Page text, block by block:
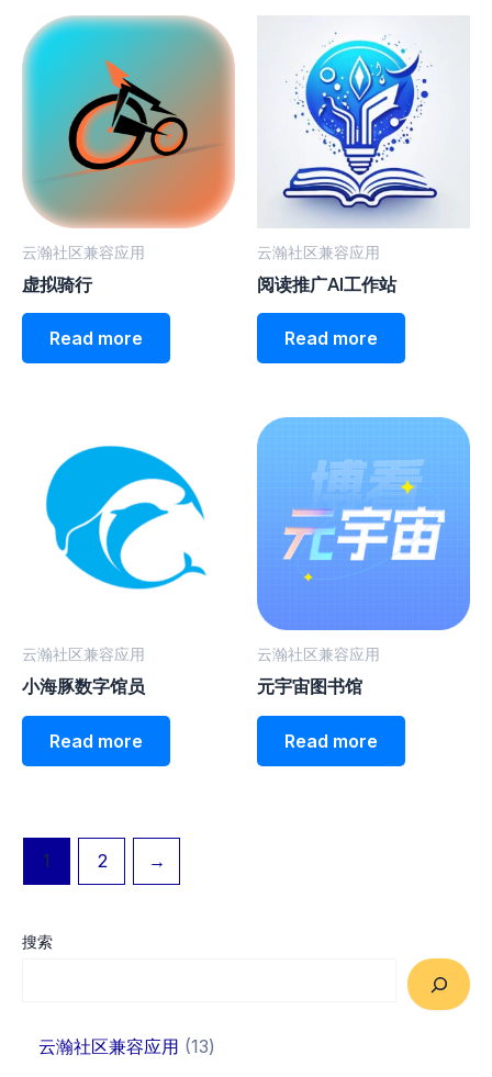
搜索
云瀚社区兼容应用 13
云瀚社区兼容应用
虚拟骑行
Read more
云瀚社区兼容应用
阅读推广AI工作站
Read more
云瀚社区兼容应用
小海豚数字馆员
Read more
云瀚社区兼容应用
元宇宙图书馆
Read more
1 2 →